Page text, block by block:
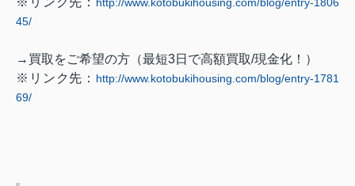
http://www.kotobukihousing.com/blog/entry-1806
45/
→買取をご希望の方（最短3日で高額買取/現金化！）
※リンク先： http://www.kotobukihousing.com/blog/entry-1781
69/